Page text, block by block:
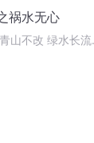
祸水无心
山不改 绿水长流